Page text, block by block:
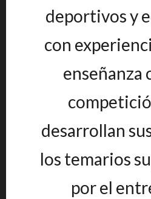
deportivos y
con
enseñanza
desarrollan
los temarios
por el